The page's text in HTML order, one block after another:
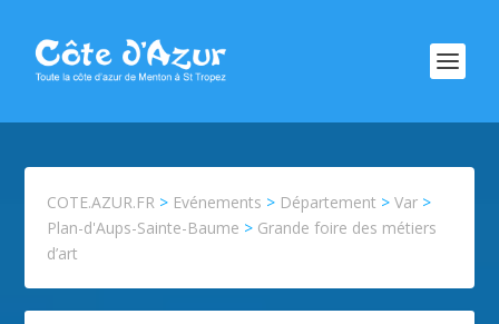
COTE.AZUR.FR > Evénements > Département >Var >
Plan-d'Aups-Sainte-Baume > Grande foire des métiers
d’art